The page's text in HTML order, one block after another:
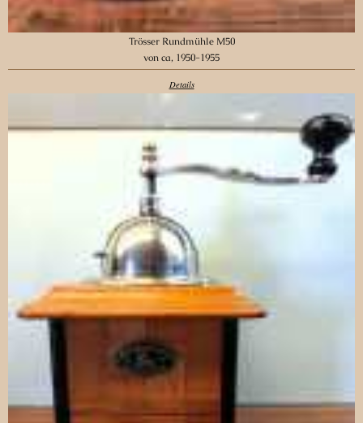
Trösser Rundmühle M50
von ca, 1950-1955
Details